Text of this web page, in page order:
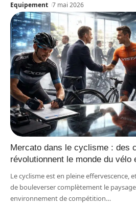
Equipement 7 mai 2026
Mercato dans le cyclisme : des
révolutionnent le monde du vélo
Le cyclisme est en pleine effervescence,
de bouleverser complètement le
environnement de compétition…